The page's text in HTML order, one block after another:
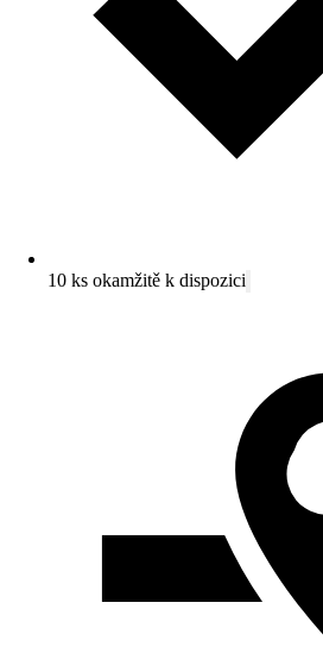
10 ks okamžitě k dispozici